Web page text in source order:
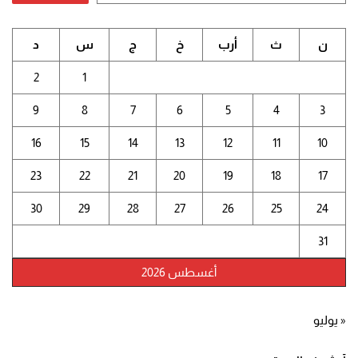
أغسطس 2026
ن ث أرب خ ج س د
1
2
3
4
5
6
7
8
9
10
11
12
13
14
15
16
17
18
19
20
21
22
23
24
25
26
27
28
29
30
31
« يوليو